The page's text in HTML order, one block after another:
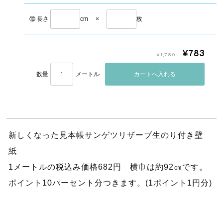
⑩ 長さ cm × 枚
¥1,780 ¥783
数量 メートル
新しくなった見本帳サンゲツリザーブ生のり付き壁
紙
1メートルの税込み価格682円 横巾は約92㎝です。
ポイント10パーセント分つきます。(1ポイント1円分)